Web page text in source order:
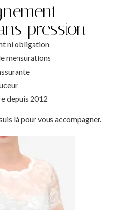
pression
ni obligation
mensurations
depuis 2012
là pour vous accompagner.